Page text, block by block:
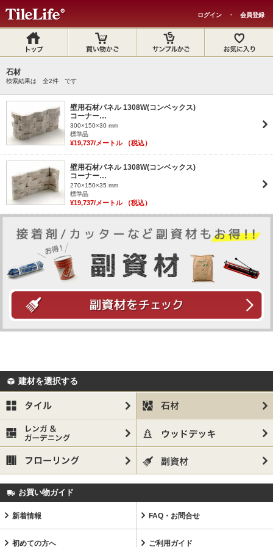
ログイン ・ 会員登録
石材
検索結果は 全2件 です
壁用石材パネル 1308W(コンベックス)
コーナー…
300×150×30 mm
標準品
¥19,737/メートル （税込）
壁用石材パネル 1308W(コンベックス)
コーナー…
270×150×35 mm
標準品
¥19,737/メートル （税込）
建材を選択する
お買い物ガイド
新着情報 FAQ・お問合せ
初めての方へ ご利用ガイド